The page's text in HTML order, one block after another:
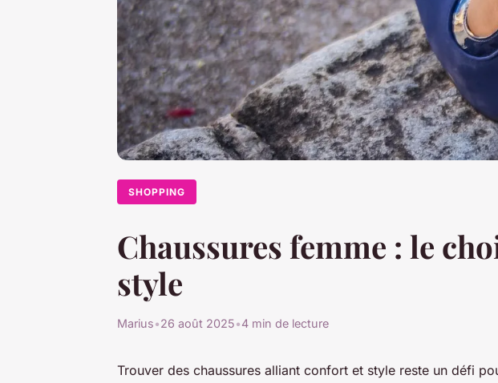
SHOPPING
Chaussures femme : le
style
Marius•26 août 2025•4 min de lecture
Trouver des chaussures alliant confort et style reste un défi